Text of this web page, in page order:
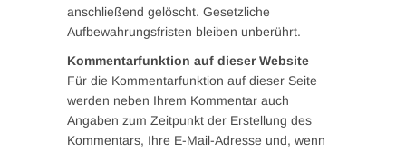
anschließend gelöscht. Gesetzliche
Aufbewahrungsfristen bleiben unberührt.
Kommentarfunktion auf dieser Website
Für die Kommentarfunktion auf dieser Seite
werden neben Ihrem Kommentar auch
Angaben zum Zeitpunkt der Erstellung des
Kommentars, Ihre E-Mail-Adresse und, wenn